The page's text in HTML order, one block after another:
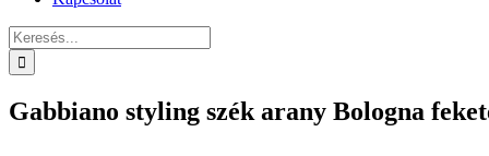
Keresés...
Gabbiano styling szék arany Bologna